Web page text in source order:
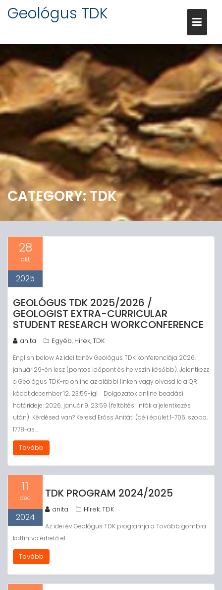
Geológus TDK
CATEGORY: TDK
28
okt
2025
GEOLÓGUS TDK 2025/2026 /
GEOLOGIST EXTRA-CURRICULAR
STUDENT RESEARCH WORKCONFERENCE
anita Egyéb, Hírek,TDK
English below Az idei tanév Geológus TDK konferenciája 2026.
január 29-én lesz (pontos időpont és helyszín később). Jelentkezz
a Geológus TDK-ra online az alábbi linken vagy olvasd le a QR
kódot december 12. 23:59-ig! Dolgozatok online beadási
határideje: 2026. január 9. 23:59 (feltöltési infók a jelentkezés
után) Kérdésed van? Keresd Erőss Anitát! (déli épület 1-706. szoba,
1778-as…
Tovább
11
dec
2024
TDK PROGRAM 2024/2025
anita Hírek,TDK
Az idei év Geológus TDK programja a Tovább gombra
kattintva érhető el:
Tovább